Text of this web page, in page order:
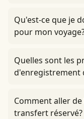
Qu'est-ce que je
pour mon
Quelles sont les
d'enregistrement
Comment aller
transfert réservé?